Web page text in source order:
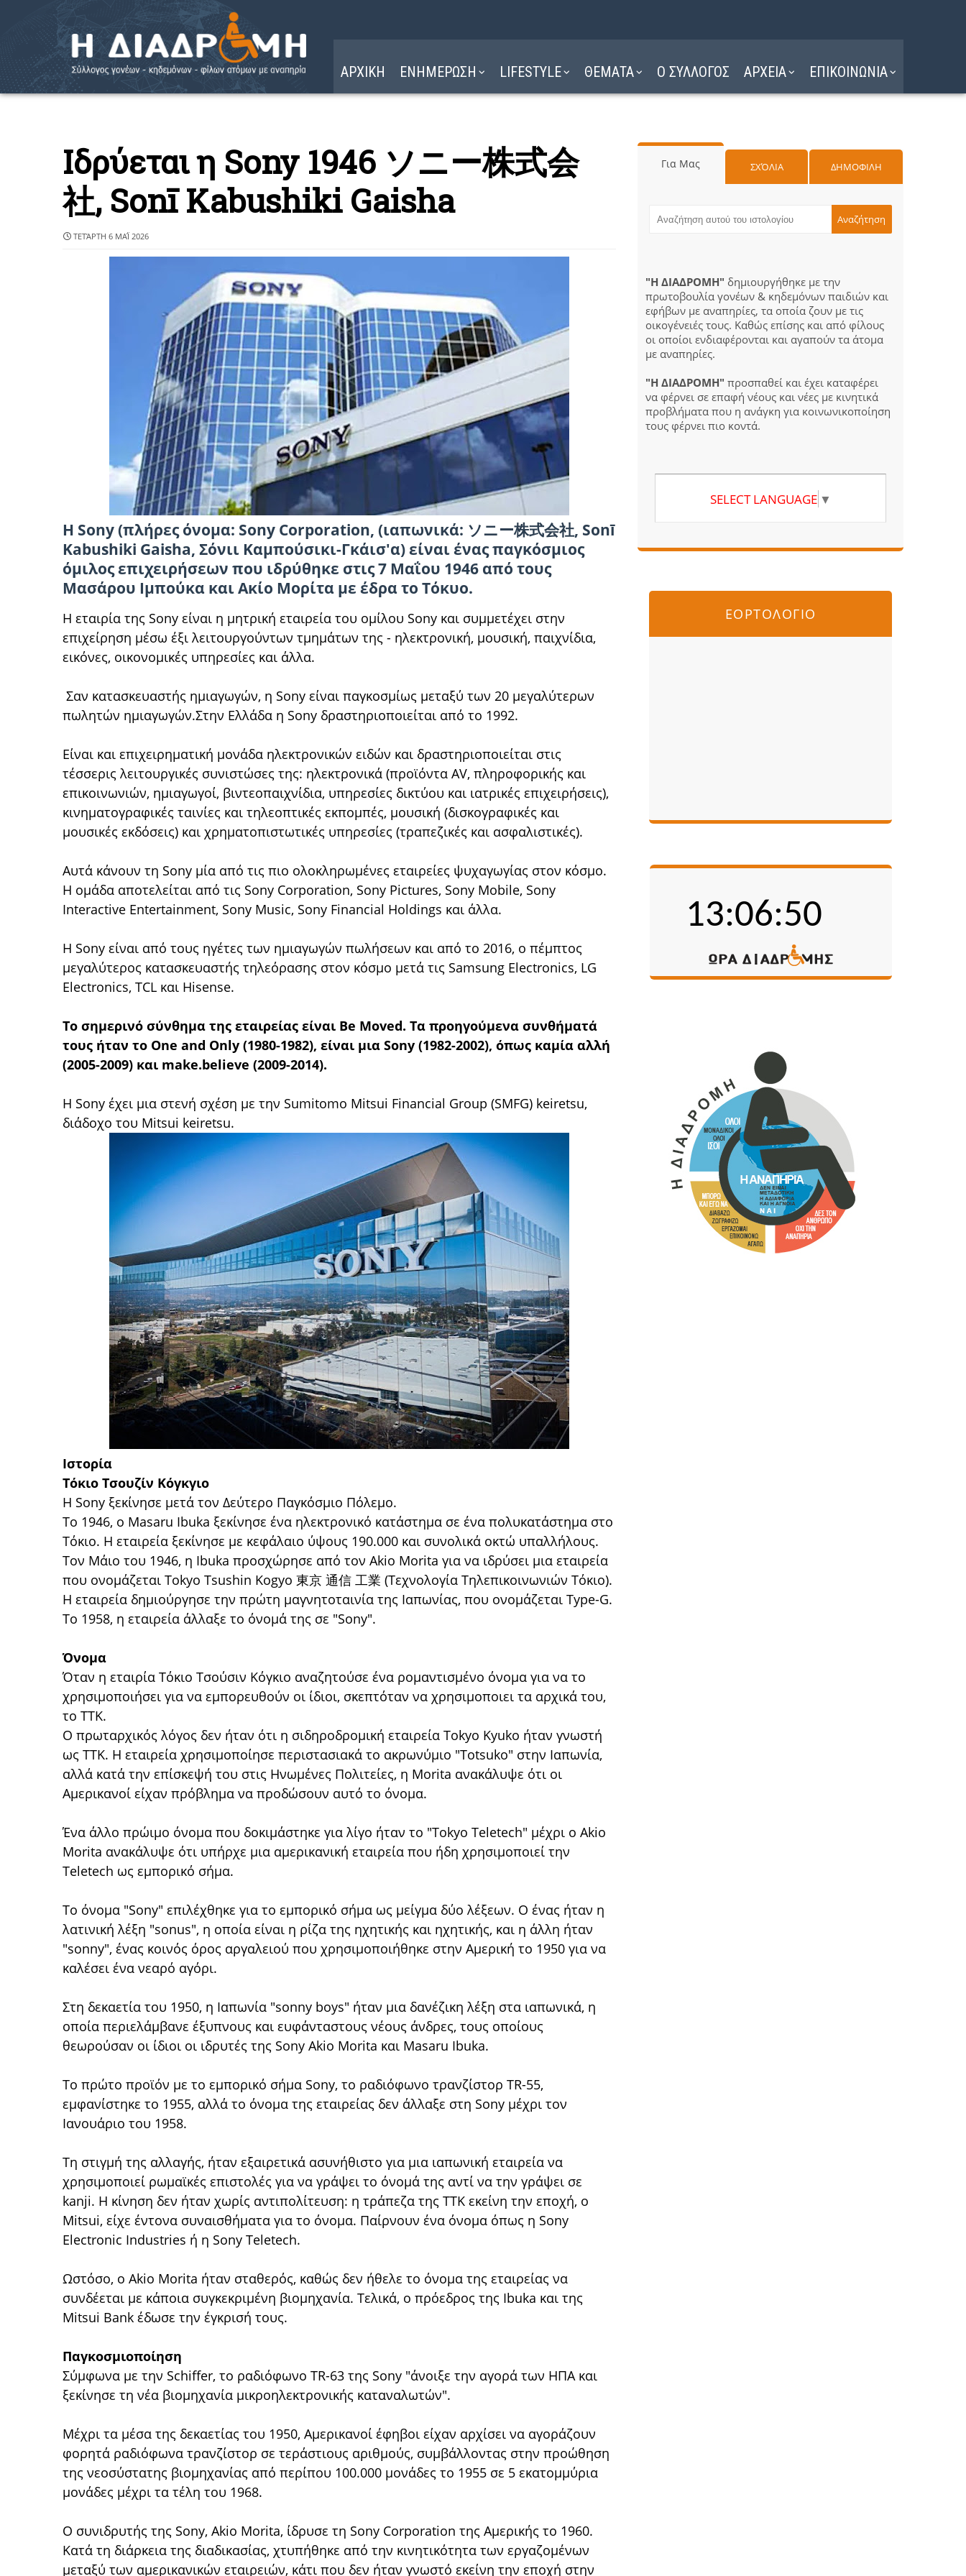
ΑΡΧΙΚΗ ΕΝΗΜΕΡΩΣΗ LIFESTYLE ΘΕΜΑΤΑ Ο ΣΥΛΛΟΓΟΣ ΑΡΧΕΙΑ ΕΠΙΚΟΙΝΩΝΙΑ
Ιδρύεται η Sony 1946 ソニー株式会
社‎, Sonī Kabushiki Gaisha
ΤΕΤΆΡΤΗ 6 ΜΑΪ́ 2026
Η Sony (πλήρες όνομα: Sony Corporation, (ιαπωνικά: ソニー株式会社‎, Sonī
Kabushiki Gaisha, Σόνιι Καμπούσικι-Γκάισ'α) είναι ένας παγκόσμιος
όμιλος επιχειρήσεων που ιδρύθηκε στις 7 Μαΐου 1946 από τους
Μασάρου Ιμπούκα και Ακίο Μορίτα με έδρα το Τόκυο.
Η εταιρία της Sony είναι η μητρική εταιρεία του ομίλου Sony και συμμετέχει στην
επιχείρηση μέσω έξι λειτουργούντων τμημάτων της - ηλεκτρονική, μουσική, παιχνίδια,
εικόνες, οικονομικές υπηρεσίες και άλλα.
Σαν κατασκευαστής ημιαγωγών, η Sony είναι παγκοσμίως μεταξύ των 20 μεγαλύτερων
πωλητών ημιαγωγών.Στην Ελλάδα η Sony δραστηριοποιείται από το 1992.
Είναι και επιχειρηματική μονάδα ηλεκτρονικών ειδών και δραστηριοποιείται στις
τέσσερις λειτουργικές συνιστώσες της: ηλεκτρονικά (προϊόντα AV, πληροφορικής και
επικοινωνιών, ημιαγωγοί, βιντεοπαιχνίδια, υπηρεσίες δικτύου και ιατρικές επιχειρήσεις),
κινηματογραφικές ταινίες και τηλεοπτικές εκπομπές, μουσική (δισκογραφικές και
μουσικές εκδόσεις) και χρηματοπιστωτικές υπηρεσίες (τραπεζικές και ασφαλιστικές).
Αυτά κάνουν τη Sony μία από τις πιο ολοκληρωμένες εταιρείες ψυχαγωγίας στον κόσμο.
Η ομάδα αποτελείται από τις Sony Corporation, Sony Pictures, Sony Mobile, Sony
Interactive Entertainment, Sony Music, Sony Financial Holdings και άλλα.
Η Sony είναι από τους ηγέτες των ημιαγωγών πωλήσεων και από το 2016, ο πέμπτος
μεγαλύτερος κατασκευαστής τηλεόρασης στον κόσμο μετά τις Samsung Electronics, LG
Electronics, TCL και Hisense.
Το σημερινό σύνθημα της εταιρείας είναι Be Moved. Τα προηγούμενα συνθήματά
τους ήταν το One and Only (1980-1982), είναι μια Sony (1982-2002), όπως καμία αλλή
(2005-2009) και make.believe (2009-2014).
Η Sony έχει μια στενή σχέση με την Sumitomo Mitsui Financial Group (SMFG) keiretsu,
διάδοχο του Mitsui keiretsu.
Ιστορία
Τόκιο Τσουζίν Κόγκγιο
Η Sony ξεκίνησε μετά τον Δεύτερο Παγκόσμιο Πόλεμο.
Το 1946, ο Masaru Ibuka ξεκίνησε ένα ηλεκτρονικό κατάστημα σε ένα πολυκατάστημα στο
Τόκιο. Η εταιρεία ξεκίνησε με κεφάλαιο ύψους 190.000 και συνολικά οκτώ υπαλλήλους.
Τον Μάιο του 1946, η Ibuka προσχώρησε από τον Akio Morita για να ιδρύσει μια εταιρεία
που ονομάζεται Tokyo Tsushin Kogyo 東京 通信 工業 (Τεχνολογία Τηλεπικοινωνιών Τόκιο).
Η εταιρεία δημιούργησε την πρώτη μαγνητοταινία της Ιαπωνίας, που ονομάζεται Type-G.
Το 1958, η εταιρεία άλλαξε το όνομά της σε "Sony".
Όνομα
Όταν η εταιρία Τόκιο Τσούσιν Κόγκιο αναζητούσε ένα ρομαντισμένο όνομα για να το
χρησιμοποιήσει για να εμπορευθούν οι ίδιοι, σκεπτόταν να χρησιμοποιει τα αρχικά του,
το TTK.
Ο πρωταρχικός λόγος δεν ήταν ότι η σιδηροδρομική εταιρεία Tokyo Kyuko ήταν γνωστή
ως TTK. Η εταιρεία χρησιμοποίησε περιστασιακά το ακρωνύμιο "Totsuko" στην Ιαπωνία,
αλλά κατά την επίσκεψή του στις Ηνωμένες Πολιτείες, η Morita ανακάλυψε ότι οι
Αμερικανοί είχαν πρόβλημα να προδώσουν αυτό το όνομα.
Ένα άλλο πρώιμο όνομα που δοκιμάστηκε για λίγο ήταν το "Tokyo Teletech" μέχρι ο Akio
Morita ανακάλυψε ότι υπήρχε μια αμερικανική εταιρεία που ήδη χρησιμοποιεί την
Teletech ως εμπορικό σήμα.
Το όνομα "Sony" επιλέχθηκε για το εμπορικό σήμα ως μείγμα δύο λέξεων. Ο ένας ήταν η
λατινική λέξη "sonus", η οποία είναι η ρίζα της ηχητικής και ηχητικής, και η άλλη ήταν
"sonny", ένας κοινός όρος αργαλειού που χρησιμοποιήθηκε στην Αμερική το 1950 για να
καλέσει ένα νεαρό αγόρι.
Στη δεκαετία του 1950, η Ιαπωνία "sonny boys" ήταν μια δανέζικη λέξη στα ιαπωνικά, η
οποία περιελάμβανε έξυπνους και ευφάνταστους νέους άνδρες, τους οποίους
θεωρούσαν οι ίδιοι οι ιδρυτές της Sony Akio Morita και Masaru Ibuka.
Το πρώτο προϊόν με το εμπορικό σήμα Sony, το ραδιόφωνο τρανζίστορ TR-55,
εμφανίστηκε το 1955, αλλά το όνομα της εταιρείας δεν άλλαξε στη Sony μέχρι τον
Ιανουάριο του 1958.
Τη στιγμή της αλλαγής, ήταν εξαιρετικά ασυνήθιστο για μια ιαπωνική εταιρεία να
χρησιμοποιεί ρωμαϊκές επιστολές για να γράψει το όνομά της αντί να την γράψει σε
kanji. Η κίνηση δεν ήταν χωρίς αντιπολίτευση: η τράπεζα της TTK εκείνη την εποχή, ο
Mitsui, είχε έντονα συναισθήματα για το όνομα. Παίρνουν ένα όνομα όπως η Sony
Electronic Industries ή η Sony Teletech.
Ωστόσο, ο Akio Morita ήταν σταθερός, καθώς δεν ήθελε το όνομα της εταιρείας να
συνδέεται με κάποια συγκεκριμένη βιομηχανία. Τελικά, ο πρόεδρος της Ibuka και της
Mitsui Bank έδωσε την έγκρισή τους.
Παγκοσμιοποίηση
Σύμφωνα με την Schiffer, το ραδιόφωνο TR-63 της Sony "άνοιξε την αγορά των ΗΠΑ και
ξεκίνησε τη νέα βιομηχανία μικροηλεκτρονικής καταναλωτών".
Μέχρι τα μέσα της δεκαετίας του 1950, Αμερικανοί έφηβοι είχαν αρχίσει να αγοράζουν
φορητά ραδιόφωνα τρανζίστορ σε τεράστιους αριθμούς, συμβάλλοντας στην προώθηση
της νεοσύστατης βιομηχανίας από περίπου 100.000 μονάδες το 1955 σε 5 εκατομμύρια
μονάδες μέχρι τα τέλη του 1968.
Ο συνιδρυτής της Sony, Akio Morita, ίδρυσε τη Sony Corporation της Αμερικής το 1960.
Κατά τη διάρκεια της διαδικασίας, χτυπήθηκε από την κινητικότητα των εργαζομένων
μεταξύ των αμερικανικών εταιρειών, κάτι που δεν ήταν γνωστό εκείνη την εποχή στην
Για Μας ΣΧΌΛΙΑ ΔΗΜΟΦΙΛΗ
"Η ΔΙΑΔΡΟΜΗ" δημιουργήθηκε με την
πρωτοβουλία γονέων & κηδεμόνων παιδιών και
εφήβων με αναπηρίες, τα οποία ζουν με τις
οικογένειές τους. Καθώς επίσης και από φίλους
οι οποίοι ενδιαφέρονται και αγαπούν τα άτομα
με αναπηρίες.
"Η ΔΙΑΔΡΟΜΗ" προσπαθεί και έχει καταφέρει
να φέρνει σε επαφή νέους και νέες με κινητικά
προβλήματα που η ανάγκη για κοινωνικοποίηση
τους φέρνει πιο κοντά.
SELECT LANGUAGE ▼
ΕΟΡΤΟΛΟΓΙΟ